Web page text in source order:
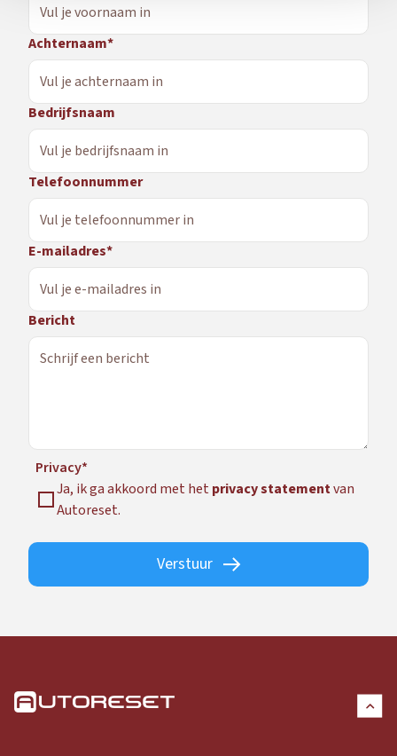
Achternaam*
Bedrijfsnaam
Telefoonnummer
E-mailadres*
Bericht
Privacy*
Ja, ik ga akkoord met het privacy statementvan
Autoreset.
Verstuur